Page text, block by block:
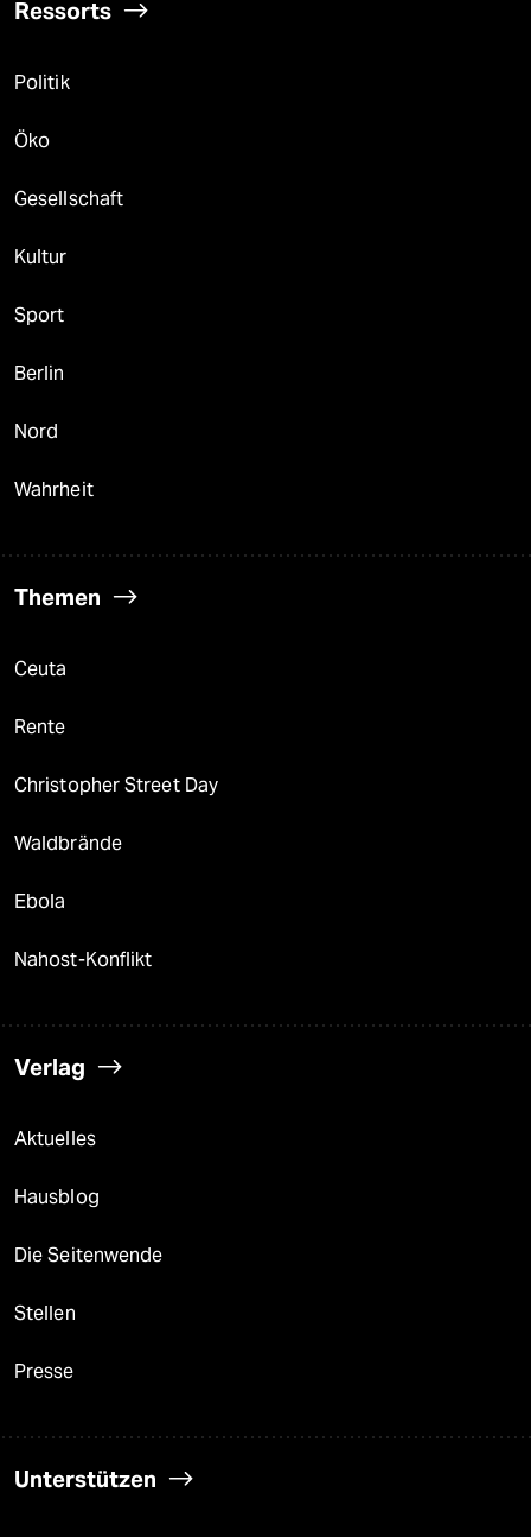
Ressorts
Politik
Öko
Gesellschaft
Kultur
Sport
Berlin
Nord
Wahrheit
Themen
Ceuta
Rente
Christopher Street Day
Waldbrände
Ebola
Nahost-Konflikt
Verlag
Aktuelles
Hausblog
Die Seitenwende
Stellen
Presse
Unterstützen